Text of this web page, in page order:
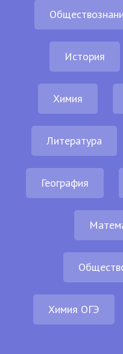
История
Химия
Литература
География
Химия ОГЭ